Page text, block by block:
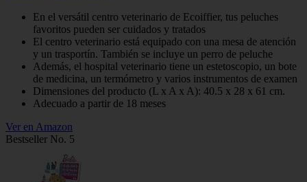
En el versátil centro veterinario de Ecoiffier, tus peluches
favoritos pueden ser cuidados y tratados
El centro veterinario está equipado con una mesa de atención
y un trasportín. También se incluye un perro de peluche
Además, el hospital veterinario tiene un estetoscopio, un bote
de medicina, un termómetro y varios instrumentos de examen
Dimensiones del producto (L x A x A): 40.5 x 28 x 61 cm.
Adecuado a partir de 18 meses
Ver en Amazon
Bestseller No. 5